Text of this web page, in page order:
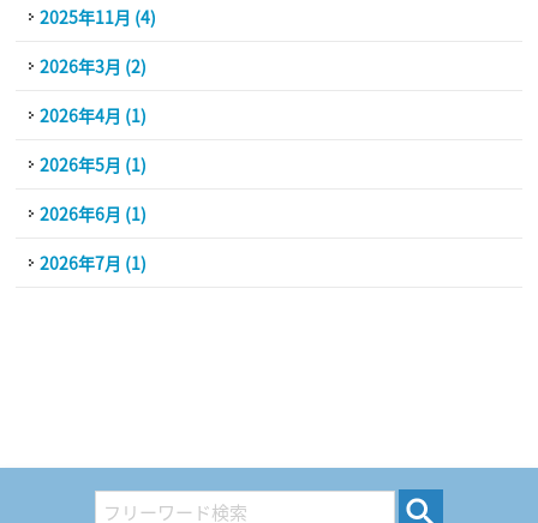
2025年11月 (4)
2026年3月 (2)
2026年4月 (1)
2026年5月 (1)
2026年6月 (1)
2026年7月 (1)